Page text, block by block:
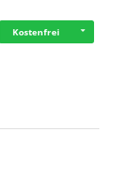
Kostenfrei